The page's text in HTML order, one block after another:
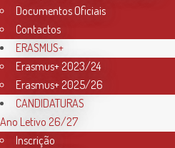
07 Dez
das
Viola
Documentos Oficiais
Contactos
ERASMUS+
Erasmus+ 2023/24
Erasmus+ 2025/26
CANDIDATURAS
Ano Letivo 26/27
Inscrição